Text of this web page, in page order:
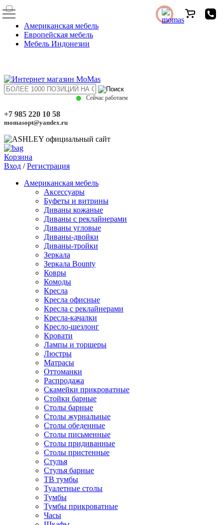
Американская мебель
Европейская мебель
Мебель Индонезии
Сейчас работаем
+7 985 220 10 58
momasopt@yandex.ru
Корзина
Вход /Регистрация
Американская мебель
Аксессуары
Буфеты и витрины
Диваны кожаные
Диваны с реклайнерами
Диваны угловые
Диваны-двойки
Диваны-тройки
Зеркала
Зеркала Bounty
Ковры
Комоды
Кресла
Кресла офисные
Кресла с реклайнерами
Кресла-качалки
Кресло-шезлонг
Кровати
Лампы и торшеры
Люстры
Матрасы
Оттоманки
Распродажа
Скамейки прикроватные
Стойки барные
Столы барные
Столы журнальные
Столы обеденные
Столы письменные
Столы придиванные
Столы пристенные
Стулья
Стулья барные
ТВ тумбы
Туалетные столы
Тумбы
Тумбы прикроватные
Часы